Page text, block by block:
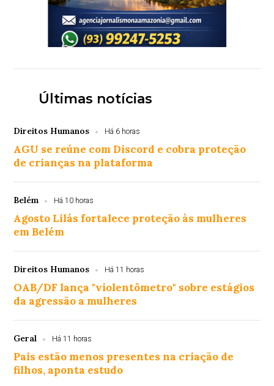
Últimas notícias
Direitos Humanos Há 6 horas
AGU se reúne com Discord e cobra proteção
de crianças na plataforma
Belém Há 10 horas
Agosto Lilás fortalece proteção às mulheres
em Belém
Direitos Humanos Há 11 horas
OAB/DF lança "violentômetro" sobre estágios
da agressão a mulheres
Geral Há 11 horas
Pais estão menos presentes na criação de
filhos, aponta estudo